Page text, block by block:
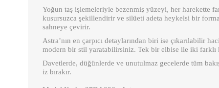
Yoğun taş işlemeleriyle bezenmiş yüzeyi, her harekette
kusursuzca şekillendirir ve silüeti adeta heykelsi bir
sahneye çevirir.
Astra’nın en çarpıcı detaylarından biri ise çıkarılabilir
modern bir stil yaratabilirsiniz. Tek bir elbise ile iki
Davetlerde, düğünlerde ve unutulmaz gecelerde tüm
iz bırakır.